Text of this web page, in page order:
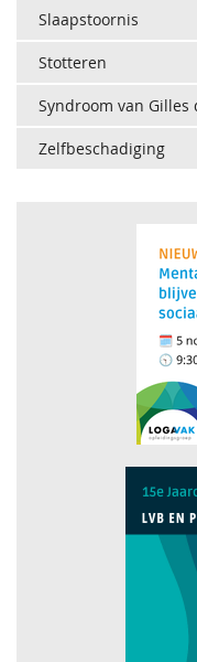
Slaapstoornis
Stotteren
Syndroom van Gilles
Zelfbeschadiging